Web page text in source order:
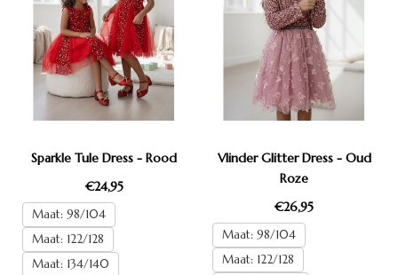
Sparkle Tule Dress - Rood
€24,95
Maat: 98/104
Maat: 122/128
Maat: 134/140
Vlinder Glitter Dress - Oud
Roze
€26,95
Maat: 98/104
Maat: 122/128